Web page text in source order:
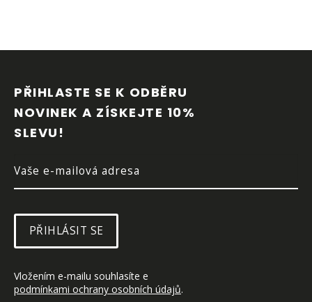
PŘIHLASTE SE K ODBĚRU
NOVINEK A ZÍSKEJTE 10%
SLEVU!
PŘIHLÁSIT SE
Vložením e-mailu souhlasíte e
podmínkami ochrany osobních údajů.